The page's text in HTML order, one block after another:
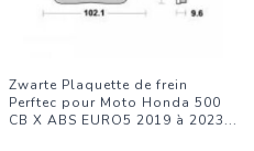
Zwarte Plaquette de frein
Perftec pour Moto Honda 500
CB X ABS EURO5 2019 à 2023...